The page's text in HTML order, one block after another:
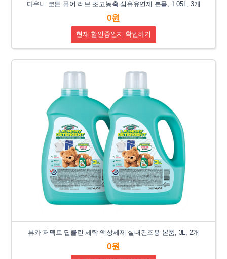
다우니 코튼 퓨어 러브 초고농축 섬유유연제 본품, 1.05L, 3개
0원
현재 할인중인지 확인하기
뷰카 퍼펙트 딥클린 세탁 액상세제 실내건조용 본품, 3L, 2개
0원